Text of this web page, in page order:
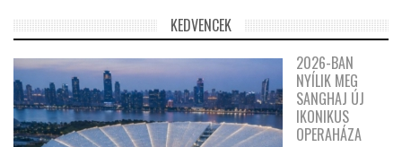
KEDVENCEK
2026-BAN
NYÍLIK MEG
SANGHAJ ÚJ
IKONIKUS
OPERAHÁZA